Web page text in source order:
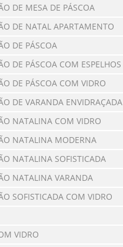
DE MESA DE PÁSCOA
DE NATAL APARTAMENTO
DE PÁSCOA
DE PÁSCOA COM ESPELHOS
DE PÁSCOA COM VIDRO
DE VARANDA ENVIDRAÇADA
NATALINA COM VIDRO
NATALINA MODERNA
NATALINA SOFISTICADA
NATALINA VARANDA
SOFISTICADA COM VIDRO
VIDRO